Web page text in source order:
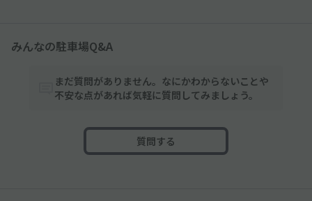
みんなの駐車場Q&A
まだ質問がありません。なにかわからないことや
不安な点があれば気軽に質問してみましょう。
質問する